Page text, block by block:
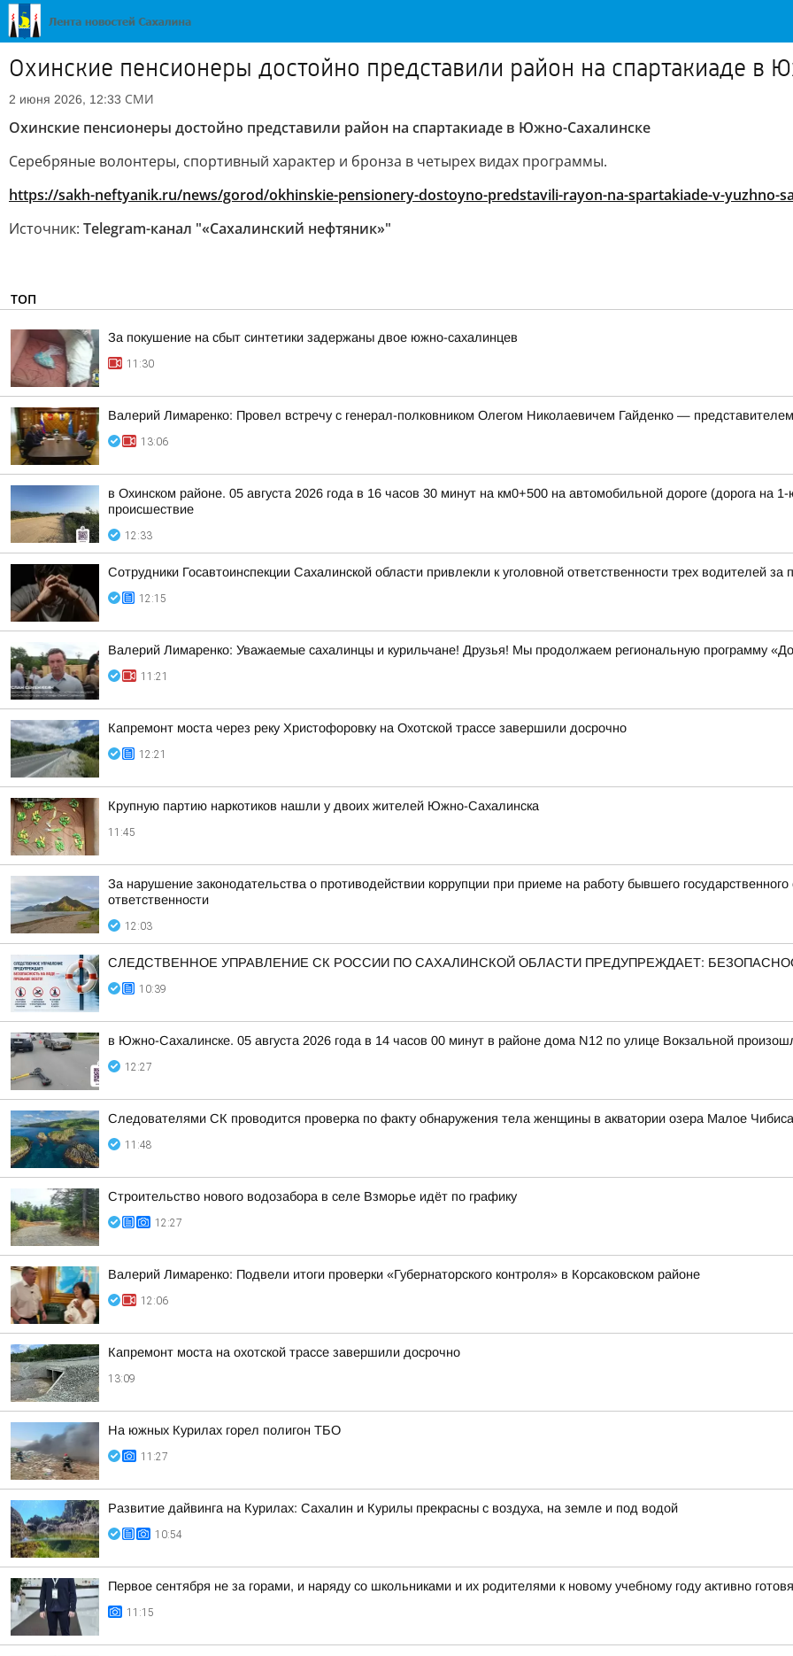
Охинские пенсионеры достойно представили район на спартакиаде в
2 июня 2026, 12:33 СМИ
Охинские пенсионеры достойно представили район на спартакиаде в Южно-Сахалинске
Серебряные волонтеры, спортивный характер и бронза в четырех видах программы.
https://sakh-neftyanik.ru/news/gorod/okhinskie-pensionery-dostoyno-predstavili-rayon-na-spartakiade-v-yuzhno-
Источник: Telegram-канал "«Сахалинский нефтяник»"
ТОП
За покушение на сбыт синтетики задержаны двое южно-сахалинцев
11:30
Валерий Лимаренко: Провел встречу с генерал-полковником Олегом Николаевичем Гайденко —
13:06
в Охинском районе. 05 августа 2026 года в 16 часов 30 минут на км0+500 на автомобильной дороге (дорога на
происшествие
12:33
Сотрудники Госавтоинспекции Сахалинской области привлекли к уголовной ответственности трех водителей
12:15
Валерий Лимаренко: Уважаемые сахалинцы и курильчане! Друзья! Мы продолжаем региональную программу
11:21
Капремонт моста через реку Христофоровку на Охотской трассе завершили досрочно
12:21
Крупную партию наркотиков нашли у двоих жителей Южно-Сахалинска
11:45
За нарушение законодательства о противодействии коррупции при приеме на работу бывшего
ответственности
12:03
СЛЕДСТВЕННОЕ УПРАВЛЕНИЕ СК РОССИИ ПО САХАЛИНСКОЙ ОБЛАСТИ ПРЕДУПРЕЖДАЕТ:
10:39
в Южно-Сахалинске. 05 августа 2026 года в 14 часов 00 минут в районе дома N12 по улице Вокзальной
12:27
Следователями СК проводится проверка по факту обнаружения тела женщины в акватории озера Малое
11:48
Строительство нового водозабора в селе Взморье идёт по графику
12:27
Валерий Лимаренко: Подвели итоги проверки «Губернаторского контроля» в Корсаковском районе
12:06
Капремонт моста на охотской трассе завершили досрочно
13:09
На южных Курилах горел полигон ТБО
11:27
Развитие дайвинга на Курилах: Сахалин и Курилы прекрасны с воздуха, на земле и под водой
10:54
Первое сентября не за горами, и наряду со школьниками и их родителями к новому учебному году активно
11:15